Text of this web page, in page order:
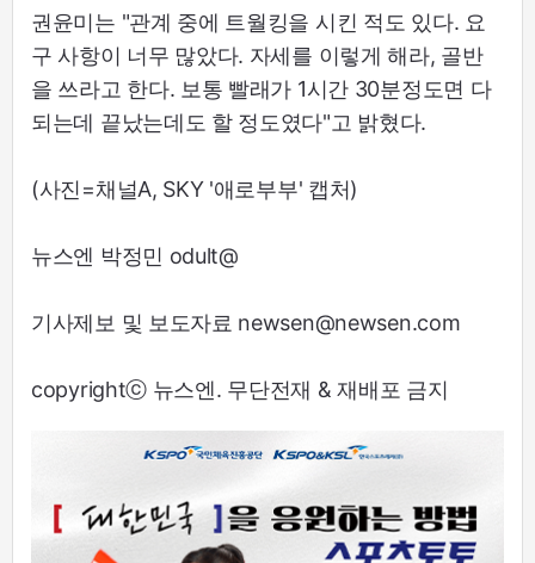
권윤미는 "관계 중에 트월킹을 시킨 적도 있다. 요
구 사항이 너무 많았다. 자세를 이렇게 해라, 골반
을 쓰라고 한다. 보통 빨래가 1시간 30분정도면 다
되는데 끝났는데도 할 정도였다"고 밝혔다.
(사진=채널A, SKY '애로부부' 캡처)
뉴스엔 박정민 odult@
기사제보 및 보도자료 newsen@newsen.com
copyrightⓒ 뉴스엔. 무단전재 & 재배포 금지